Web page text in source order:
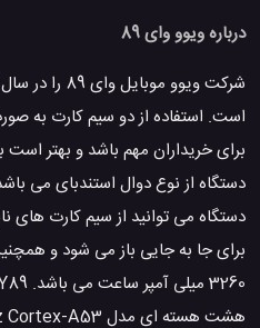
درباره ویوو وای 89
است. استفاده از دو سیم کارت به
برای خریداران مهم باشد و بهتر است
دستگاه از نوع دوال استندبای می